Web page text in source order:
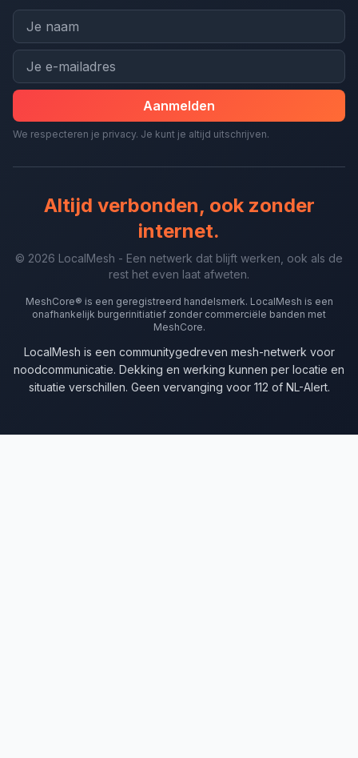
Aanmelden
We respecteren je privacy. Je kunt je altijd uitschrijven.
Altijd verbonden, ook zonder
internet.
© 2026 LocalMesh - Een netwerk dat blijft werken, ook als de
rest het even laat afweten.
MeshCore® is een geregistreerd handelsmerk. LocalMesh is een
onafhankelijk burgerinitiatief zonder commerciële banden met
MeshCore.
LocalMesh is een communitygedreven mesh-netwerk voor
noodcommunicatie. Dekking en werking kunnen per locatie en
situatie verschillen. Geen vervanging voor 112 of NL-Alert.